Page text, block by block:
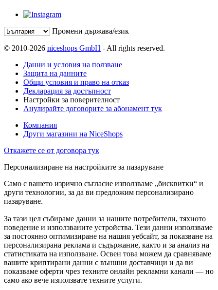
Промени държава/език
© 2010-2026 niceshops GmbH - All rights reserved.
Данни и условия на ползване
Защита на данните
Общи условия и право на отказ
Декларация за достъпност
Настройки за поверителност
Анулирайте договорите за абонамент тук
Компания
Други магазини на NiceShops
Откажете се от договора тук
Персонализиране на настройките за пазаруване
Само с вашето изрично съгласие използваме „бисквитки“ и
други технологии, за да ви предложим персонализирано
пазаруване.
За тази цел събираме данни за нашите потребители, тяхното
поведение и използваните устройства. Тези данни използваме
за постоянно оптимизиране на нашия уебсайт, за показване на
персонализирана реклама и съдържание, както и за анализ на
статистиката на използване. Освен това можем да сравняваме
вашите криптирани данни с външни доставчици и да ви
показваме оферти чрез техните онлайн рекламни канали — но
само ако вече използвате техните услуги.